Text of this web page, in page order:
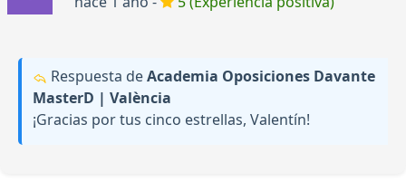
Respuesta deAcademia Oposiciones Davante
MasterD | València
¡Gracias por tus cinco estrellas, Valentín!